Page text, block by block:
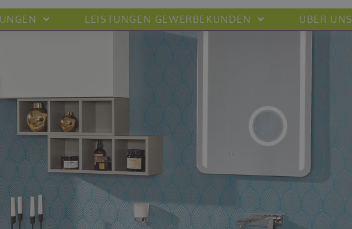
LEISTUNGEN GEWERBEKUNDEN ÜBER UNS